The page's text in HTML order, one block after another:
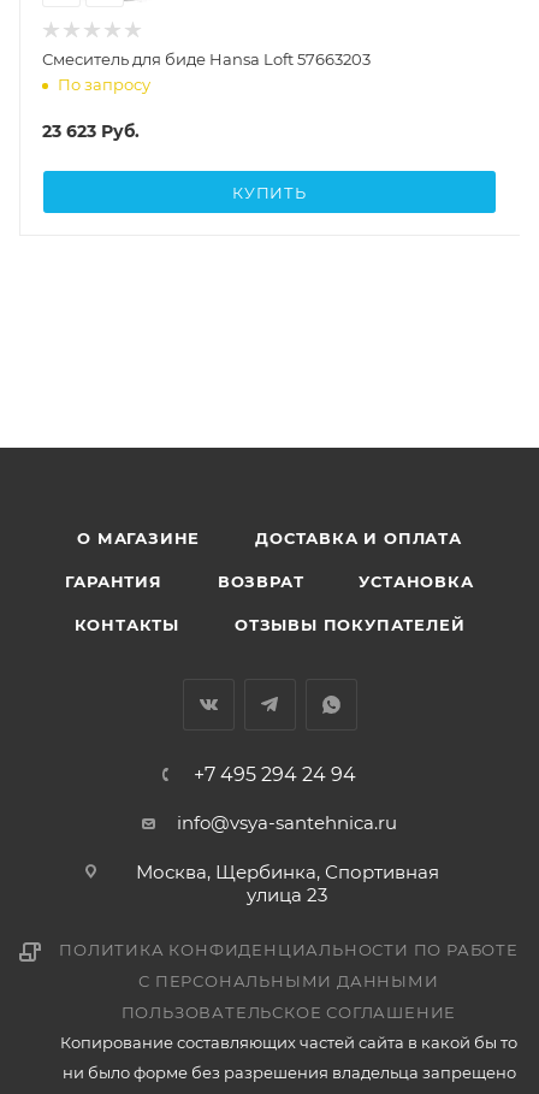
Смеситель для биде Hansa Loft 57663203
По запросу
23 623 Руб.
КУПИТЬ
О МАГАЗИНЕ ДОСТАВКА И ОПЛАТА
ГАРАНТИЯ ВОЗВРАТ УСТАНОВКА
КОНТАКТЫ ОТЗЫВЫ ПОКУПАТЕЛЕЙ
+7 495 294 24 94
info@vsya-santehnica.ru
Москва, Щербинка, Спортивная
улица 23
ПОЛИТИКА КОНФИДЕНЦИАЛЬНОСТИ ПО РАБОТЕ
С ПЕРСОНАЛЬНЫМИ ДАННЫМИ
ПОЛЬЗОВАТЕЛЬСКОЕ СОГЛАШЕНИЕ
Копирование составляющих частей сайта в какой бы то
ни было форме без разрешения владельца запрещено